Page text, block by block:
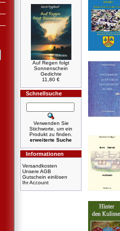
Auf Regen folgt
Sonnenschein
Gedichte
11,80 €
Schnellsuche
Verwenden Sie
Stichworte, um ein
Produkt zu finden.
erweiterte Suche
Informationen
Versandkosten
Unsere AGB
Gutschein einlösen
Ihr Account